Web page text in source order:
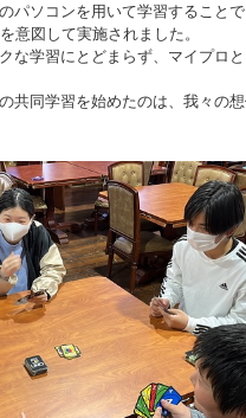
パソコンを用いて学習すること
意図して実施されました。
な学習にとどまらず、マイプロ
共同学習を始めたのは、我々の